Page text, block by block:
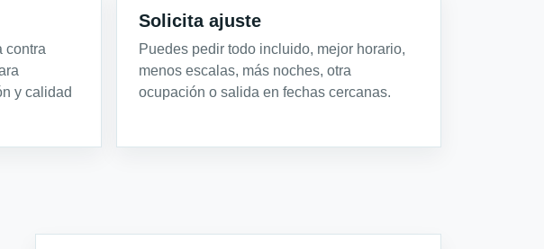
contra
y calidad
Solicita ajuste
Puedes pedir todo incluido, mejor horario,
menos escalas, más noches, otra
ocupación o salida en fechas cercanas.